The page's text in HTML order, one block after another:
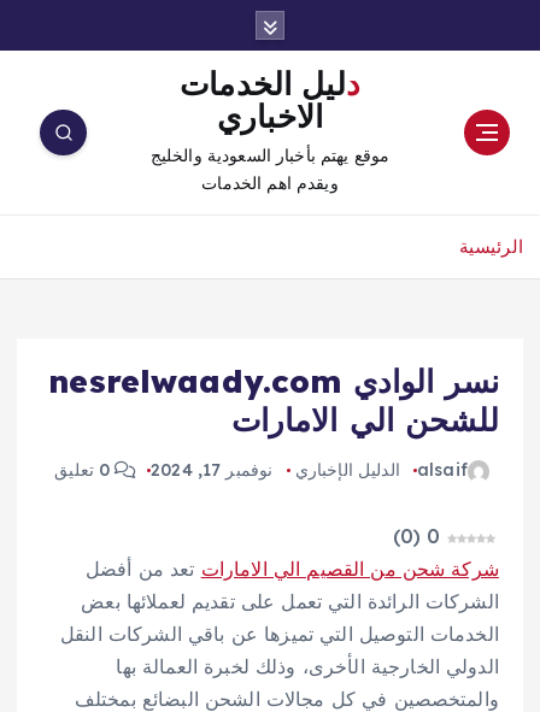
دليل الخدمات
الاخباري
موقع يهتم بأخبار السعودية والخليج
ويقدم اهم الخدمات
الرئيسية
نسر الوادي nesrelwaady.com
للشحن الي الامارات
alsaif الدليل الإخباري نوفمبر 17, 2024 0 تعليق
0
(
0
)
شركة شحن من القصيم الي الامارات تعد من أفضل
الشركات الرائدة التي تعمل على تقديم لعملائها بعض
الخدمات التوصيل التي تميزها عن باقي الشركات النقل
الدولي الخارجية الأخرى، وذلك لخبرة العمالة بها
والمتخصصين في كل مجالات الشحن البضائع بمختلف